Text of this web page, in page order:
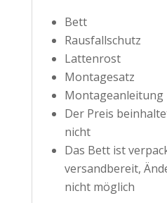
Bett
Rausfallschutz
Lattenrost
Montagesatz
Montageanleitung
Der Preis
nicht
Das Bett ist
versandbereit,
nicht möglich